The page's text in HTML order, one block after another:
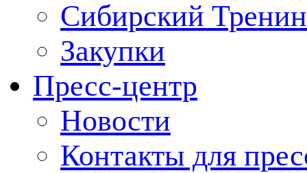
Сибирский
Закупки
Пресс-центр
Новости
Контакты для